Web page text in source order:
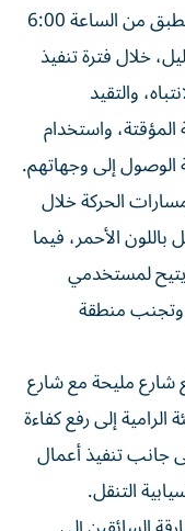
وأوضحت الهيئة أن التحويلة المرورية ستطبق من الساعة 6:00
منتصف الليل، خلال فترة تنفيذ
والتقيد
المؤقتة، واستخدام
الوصول إلى وجهاتهم.
الحركة خلال
الأحمر، فيما
يتيح لمستخدمي
وتجنب منطقة
شارع مليحة مع شارع
إلى رفع كفاءة
جانب تنفيذ أعمال
التنقل.